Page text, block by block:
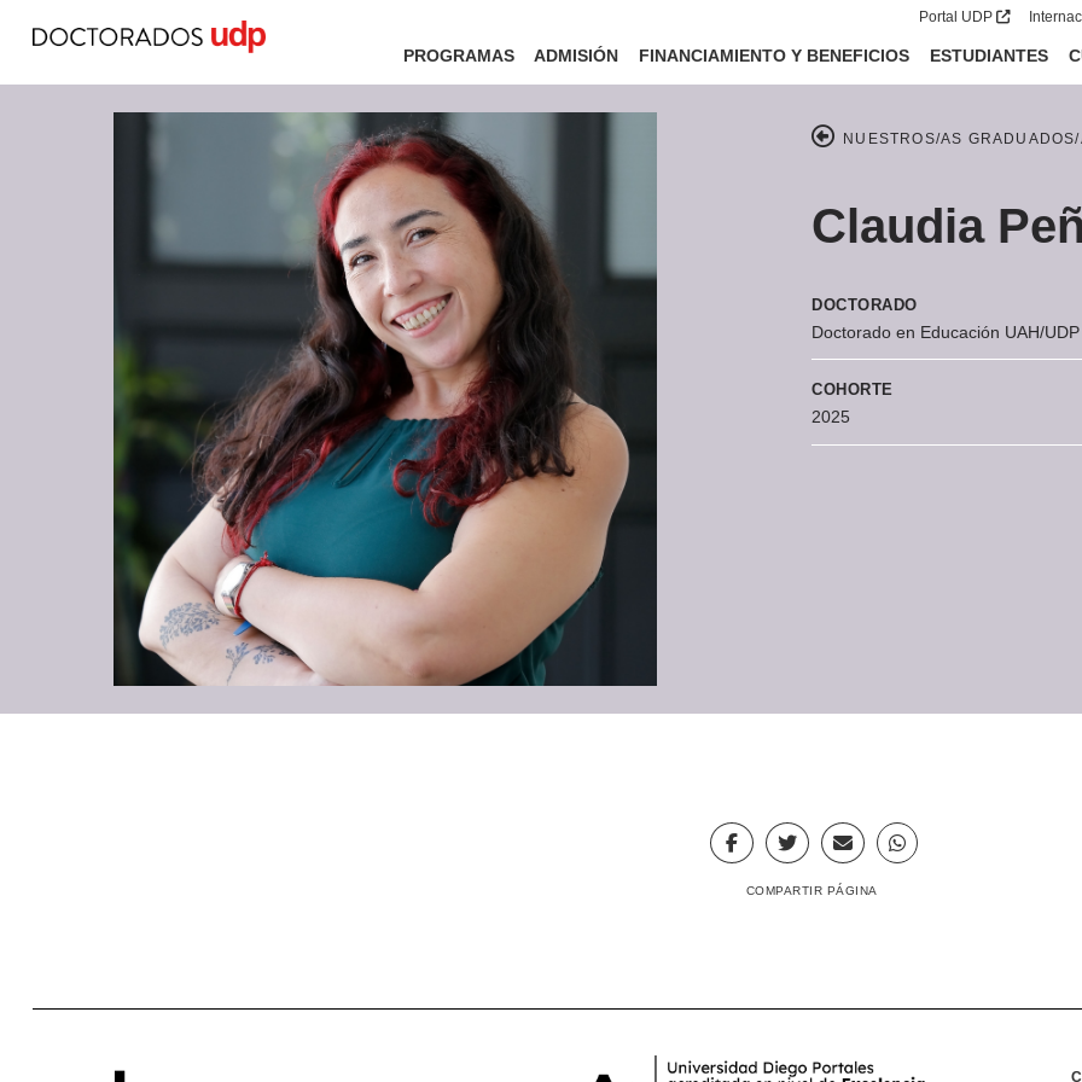
Portal UDP
PROGRAMAS ADMISIÓN FINANCIAMIENTO Y BENEFICIOS ESTUDIANTES
NUESTROS/AS GRADUADOS/
Claudia
DOCTORADO
Doctorado en Educación UAH/UDP
COHORTE
2025
COMPARTIR PÁGINA